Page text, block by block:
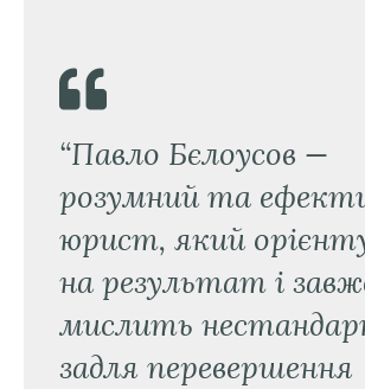
“Павло Бєлоусов —
розумний та
юрист, який
на результат і
мислить
задля перевершення